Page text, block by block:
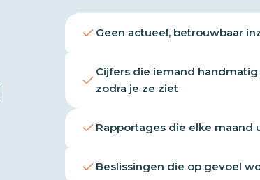
Geen actueel, betrouwbaar
Cijfers die iemand
zodra je ze ziet
Rapportages die elke maand
Beslissingen die op gevoel